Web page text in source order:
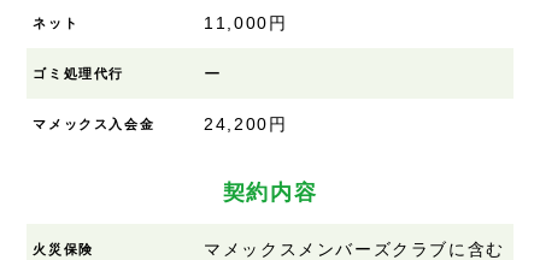
ネット 11,000円
ゴミ処理代行 ー
マメックス入会金 24,200円
契約内容
火災保険 マメックスメンバーズクラブに含む